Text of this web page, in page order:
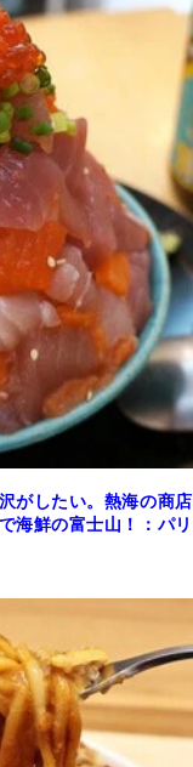
がしたい。熱海の商店
海鮮の富士山！：パリ